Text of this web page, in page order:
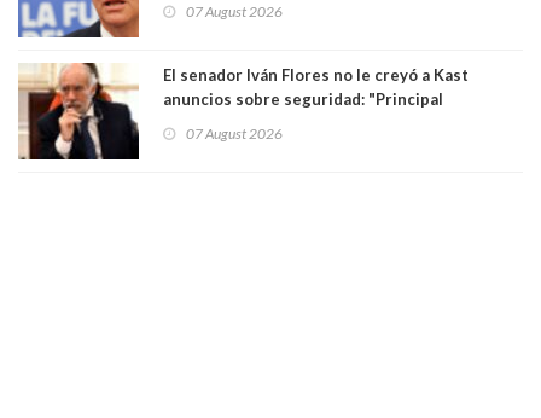
07 August 2026
El senador Iván Flores no le creyó a Kast
anuncios sobre seguridad: "Principal
perseguir ruta del dinero y levantar secreto
07 August 2026